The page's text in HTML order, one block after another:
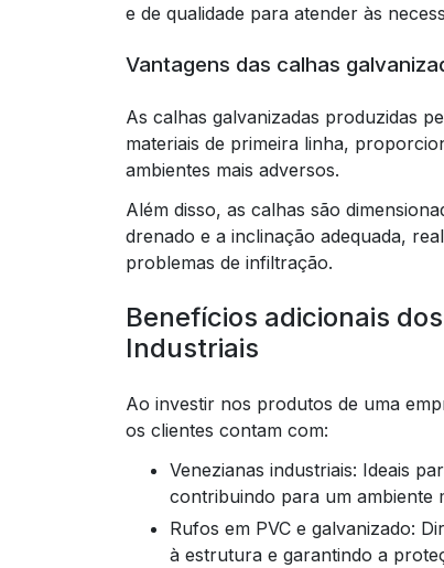
e de qualidade para atender às
Vantagens das calhas
As calhas galvanizadas produzidas
materiais de primeira linha,
ambientes mais adversos.
Além disso, as calhas são
drenado e a inclinação adequada,
problemas de infiltração.
Benefícios adicionais
Industriais
Ao investir nos produtos de uma
os clientes contam com:
Venezianas industriais: Ideais para promover a ventilação e a entrada de luz natural,
contribuindo para um ambiente
Rufos em PVC e galvanizado: Direcionam a água da chuva de forma eficiente, evitando danos
à estrutura e garantindo a